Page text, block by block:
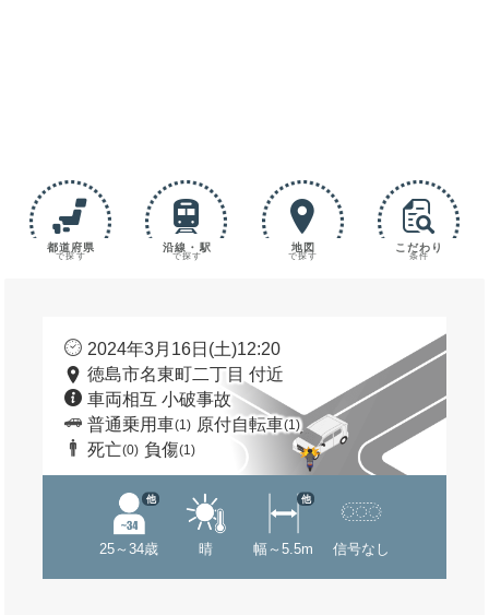
都道府県
で探す
沿線・駅
で探す
地図
で探す
こだわり
条件
2024年3月16日(土)12:20
徳島市名東町二丁目 付近
車両相互 小破事故
普通乗用車(1) 原付自転車(1)
死亡(0) 負傷(1)
25～34歳
他
晴 幅～5.5m
他
信号なし